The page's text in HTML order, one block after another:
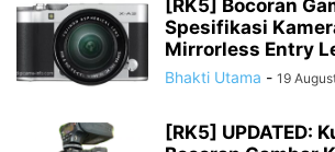
[RK5] Bocoran
Spesifikasi
Mirrorless Entry
Bhakti Utama - 19
[RK5] UPDATED: